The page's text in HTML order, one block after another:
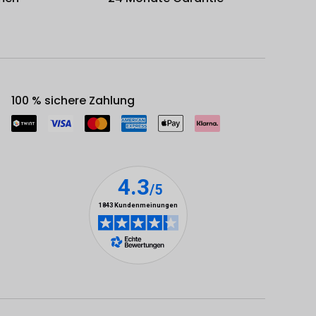
100 % sichere Zahlung